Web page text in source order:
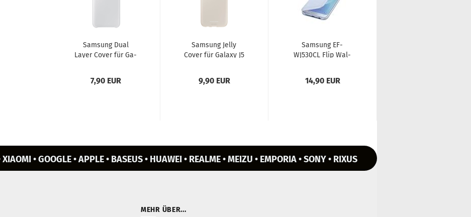
Sam­sung Dual
Layer Cover für Ga­
7,90 EUR
Sam­sung Jelly
Cover für Ga­la­xy J5
9,90 EUR
Sam­sung EF-​
WJ530CL Flip Wal­
14,90 EUR
• GOOGLE • APPLE • BASEUS • HUAWEI • REALME • MEIZU • EMPORIA • SONY • RIXUS
MEHR ÜBER...